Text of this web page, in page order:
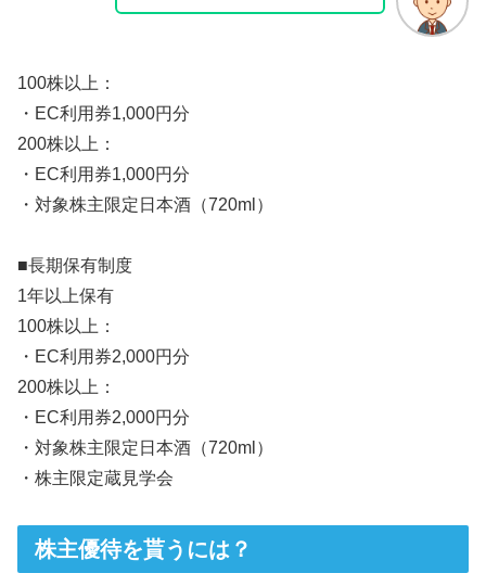
100株以上：
・EC利用券1,000円分
200株以上：
・EC利用券1,000円分
・対象株主限定日本酒（720ml）
■長期保有制度
1年以上保有
100株以上：
・EC利用券2,000円分
200株以上：
・EC利用券2,000円分
・対象株主限定日本酒（720ml）
・株主限定蔵見学会
株主優待を貰うには？